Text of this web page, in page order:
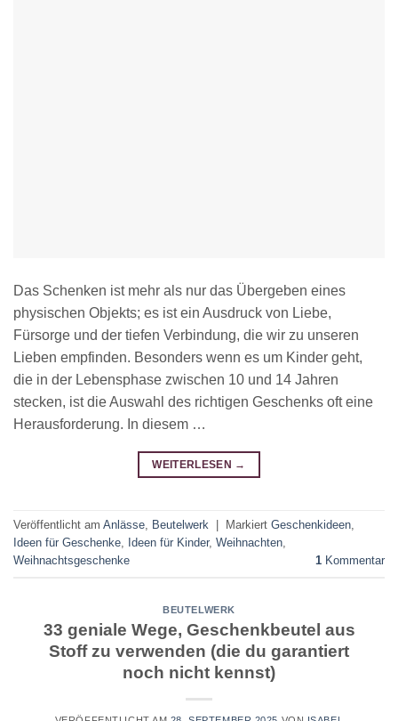
Das Schenken ist mehr als nur das Übergeben eines
physischen Objekts; es ist ein Ausdruck von Liebe,
Fürsorge und der tiefen Verbindung, die wir zu unseren
Lieben empfinden. Besonders wenn es um Kinder geht,
die in der Lebensphase zwischen 10 und 14 Jahren
stecken, ist die Auswahl des richtigen Geschenks oft eine
Herausforderung. In diesem …
WEITERLESEN →
Veröffentlicht am Anlässe, Beutelwerk Markiert Geschenkideen,
Ideen für Geschenke, Ideen für Kinder, Weihnachten,
Weihnachtsgeschenke
1 Kommentar
BEUTELWERK
33 geniale Wege, Geschenkbeutel aus
Stoff zu verwenden (die du garantiert
noch nicht kennst)